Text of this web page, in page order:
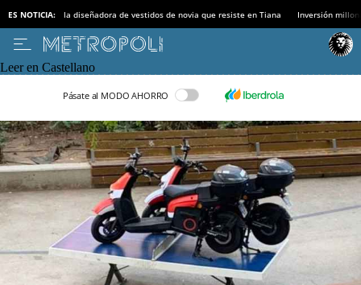
ES NOTICIA: la diseñadora de vestidos de novia que resiste en Tiana Inversión
Leer en Castellano
Pásate al MODO AHORRO